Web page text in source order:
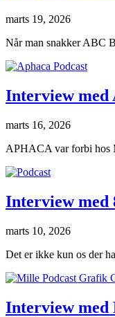
marts 19, 2026
Når man snakker ABC
Interview med
marts 16, 2026
APHACA var forbi hos
Interview med
marts 10, 2026
Det er ikke kun os der
Interview med